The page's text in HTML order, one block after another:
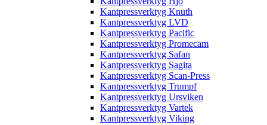
Kantpressverktyg Knuth
Kantpressverktyg LVD
Kantpressverktyg Pacific
Kantpressverktyg Promecam
Kantpressverktyg Safan
Kantpressverktyg Sagita
Kantpressverktyg Scan-Press
Kantpressverktyg Trumpf
Kantpressverktyg Ursviken
Kantpressverktyg Vartek
Kantpressverktyg Viking